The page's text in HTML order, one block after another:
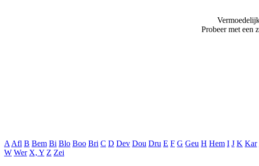
Probeer met een
A Afl B Bem Bi Blo Boo Bri C D Dev Dou Dru E F G Geu H Hem I J K Kar
W Wer X, Y Z Zei